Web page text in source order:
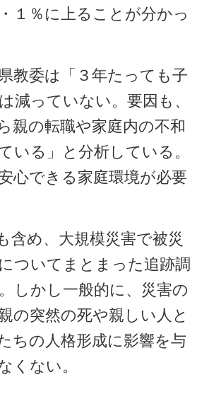
１％に上ることが分かっ
教委は「３年たっても子
減っていない。要因も、
親の転職や家庭内の不和
いる」と分析している。
心できる家庭環境が必要
含め、大規模災害で被災
ついてまとまった追跡調
しかし一般的に、災害の
の突然の死や親しい人と
ちの人格形成に影響を与
くない。